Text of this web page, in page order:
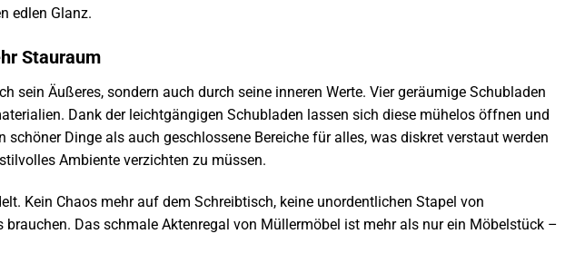
edlen Glanz.
Stauraum
sein Äußeres, sondern auch durch seine inneren Werte. Vier geräumige Schubladen
Dank der leichtgängigen Schubladen lassen sich diese mühelos öffnen und
Dinge als auch geschlossene Bereiche für alles, was diskret verstaut werden
Ambiente verzichten zu müssen.
Kein Chaos mehr auf dem Schreibtisch, keine unordentlichen Stapel von
Das schmale Aktenregal von Müllermöbel ist mehr als nur ein Möbelstück –